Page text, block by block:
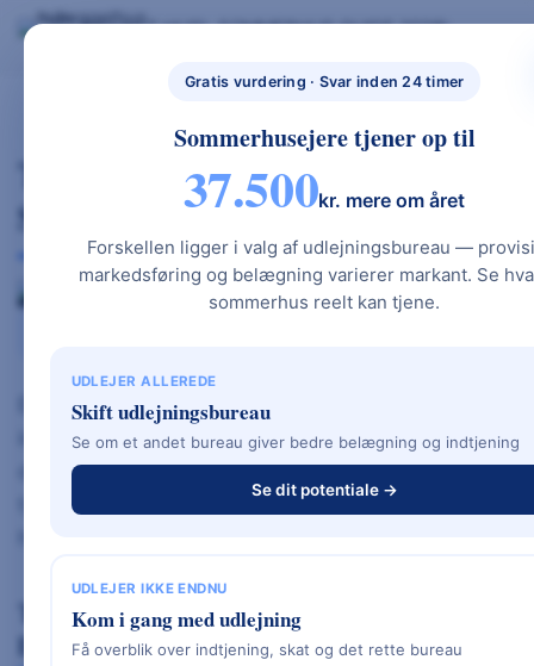
Gratis vurdering · Svar inden 24 timer
Sommerhusejere tjener op til
37.500kr. mere om året
Forskellen ligger i valg af udlejningsbureau —
markedsføring og belægning varierer markant. Se
sommerhus reelt kan tjene.
UDLEJER ALLEREDE
Skift udlejningsbureau
Se om et andet bureau giver bedre belægning og indtjening
Se dit potentiale →
UDLEJER IKKE ENDNU
Kom i gang med udlejning
Få overblik over indtjening, skat og det rette bureau
Nybyggethus.
BYG NYT HUS & UDLEJ DIT SOMMERHUS – GUIDES, PRISER OG BEREGNERE".BYG NYT HUS SOMMERHUS GUIDE 2026
Tyverialarm – Komplet Guide Til
Sikkerhed I Hjemmet
tyverialarmer en af de mest effektive
investeringer i boligsikkerhed. I denne guide får
du overblik over typer, priser og de 10 bedste
tyverialarm-udbydere i Danmark 2026 — til både
Top 10 bedste tyverialarm-udbydere i
Danmark 2026